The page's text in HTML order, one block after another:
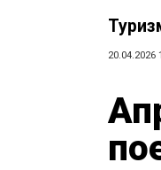
20.04.2026